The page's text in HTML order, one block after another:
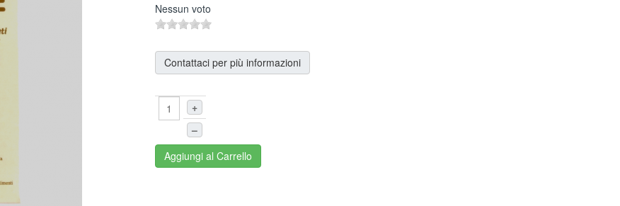
Nessun voto
Contattaci per più informazioni
+
–
Aggiungi al Carrello